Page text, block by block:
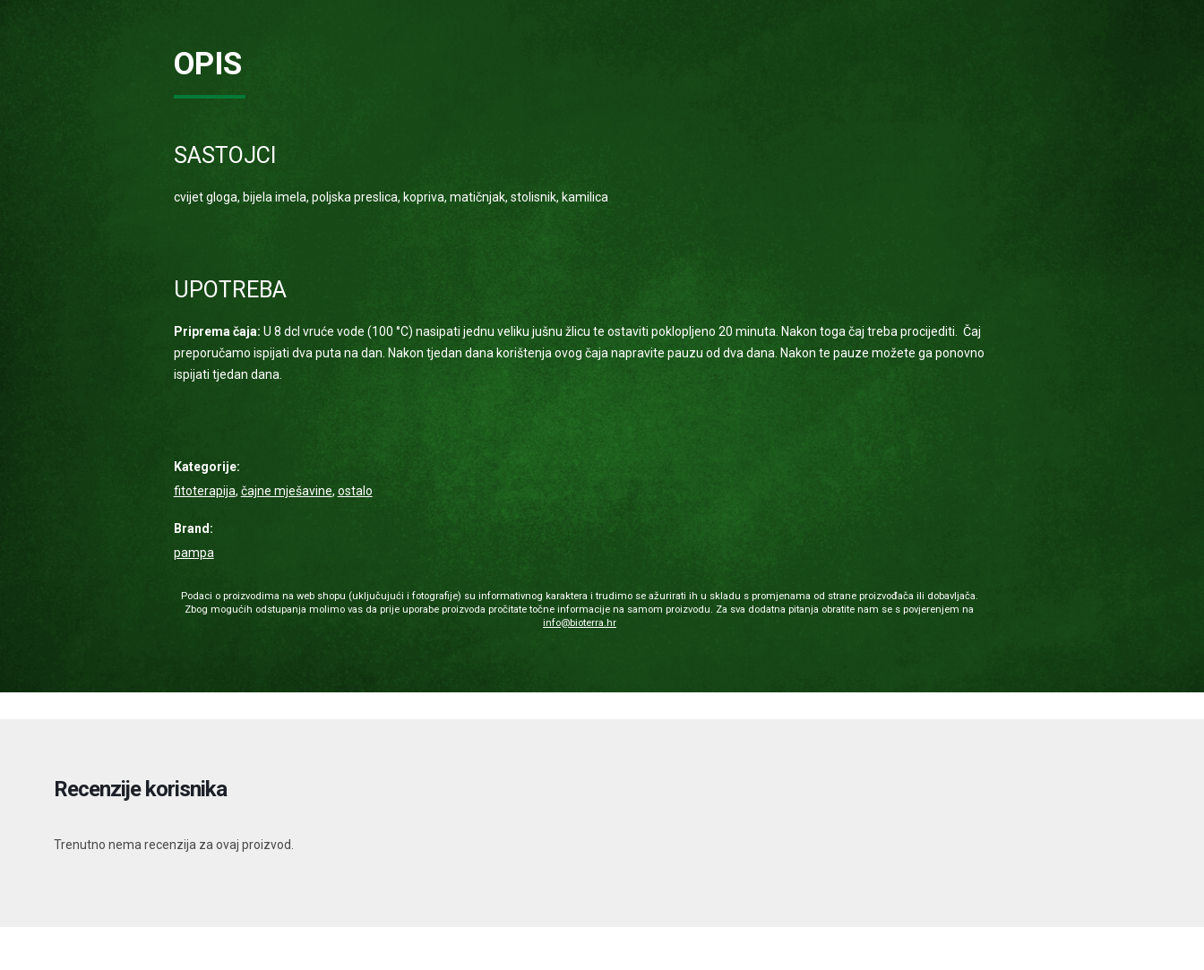
OPIS
SASTOJCI
cvijet gloga, bijela imela, poljska preslica, kopriva, matičnjak, stolisnik, kamilica
UPOTREBA
Priprema čaja: U 8 dcl vruće vode (100 °C) nasipati jednu veliku jušnu žlicu te ostaviti poklopljeno 20 minuta. Nakon toga čaj treba procijediti. Čaj
preporučamo ispijati dva puta na dan. Nakon tjedan dana korištenja ovog čaja napravite pauzu od dva dana. Nakon te pauze možete ga ponovno
ispijati tjedan dana.
Kategorije:
fitoterapija, čajne mješavine, ostalo
Brand:
pampa
Podaci o proizvodima na web shopu (uključujući i fotografije) su informativnog karaktera i trudimo se ažurirati ih u skladu s promjenama od strane proizvođača ili dobavljača.
Zbog mogućih odstupanja molimo vas da prije uporabe proizvoda pročitate točne informacije na samom proizvodu. Za sva dodatna pitanja obratite nam se s povjerenjem na
info@bioterra.hr
Recenzije korisnika
Trenutno nema recenzija za ovaj proizvod.